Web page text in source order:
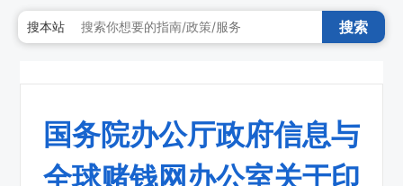
搜本站 搜索
国务院办公厅政府信息与
全球赌钱网办公室关于印